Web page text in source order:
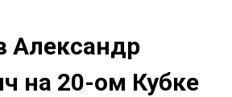
Александр
на 20-ом Кубке